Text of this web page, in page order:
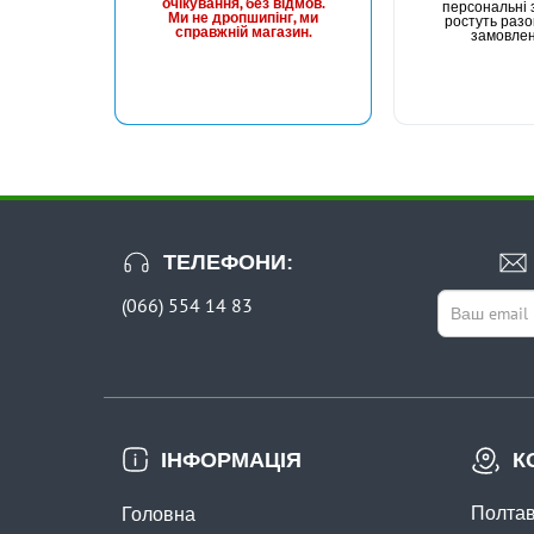
Ми не дропшипінг, ми
справжній магазин.
персональні
ростуть
ТЕЛЕФОНИ:
(066) 554 14 83
ІНФОРМАЦІЯ
Головна